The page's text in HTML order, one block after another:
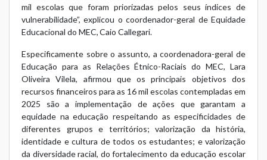
mil escolas que foram priorizadas pelos seus índices de
vulnerabilidade”, explicou o coordenador-geral de Equidade
Educacional do MEC, Caio Callegari.
Especificamente sobre o assunto, a coordenadora-geral de
Educação para as Relações Étnico-Raciais do MEC, Lara
Oliveira Vilela, afirmou que os principais objetivos dos
recursos financeiros para as 16 mil escolas contempladas em
2025 são a implementação de ações que garantam a
equidade na educação respeitando as especificidades de
diferentes grupos e territórios; valorização da história,
identidade e cultura de todos os estudantes; e valorização
da diversidade racial, do fortalecimento da educação escolar